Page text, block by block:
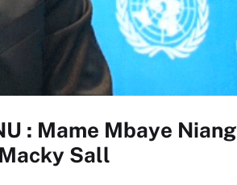
: Mame Mbaye Niang
Sall